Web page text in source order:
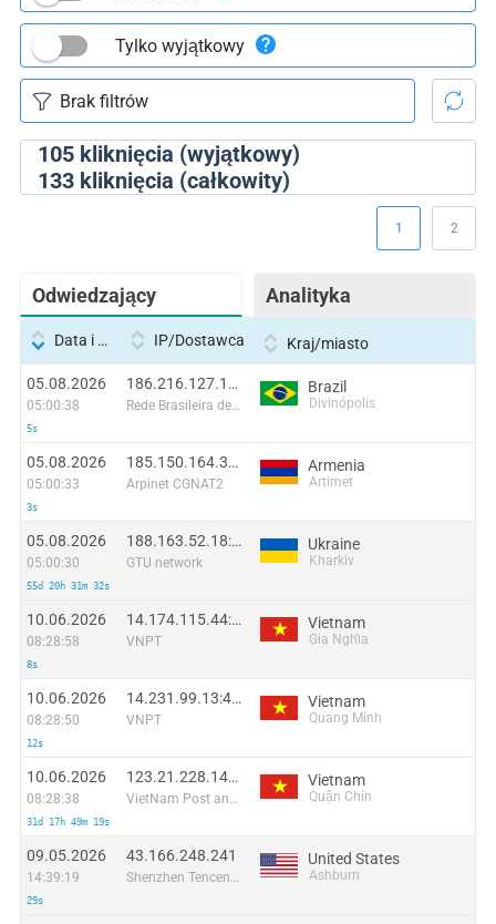
105kliknięcia (wyjątkowy)
133kliknięcia (całkowity)
Tylko wyjątkowy
Odwiedzający Analityka
1 2
Data i godzina IP/Dostawca Kraj/miasto
05.08.2026
05:00:38
5s
186.216.127.139:48884
Rede Brasileira de Comunicacao S/A
Brazil
Divinópolis
05.08.2026
05:00:33
3s
185.150.164.38:55426
Arpinet CGNAT2
Armenia
Artimet
05.08.2026
05:00:30
55d 20h 31m 32s
188.163.52.18:21904
GTU network
Ukraine
Kharkiv
10.06.2026
08:28:58
8s
14.174.115.44:44373
VNPT
Vietnam
Gia Nghĩa
10.06.2026
08:28:50
12s
14.231.99.13:42654
VNPT
Vietnam
Quang Minh
10.06.2026
08:28:38
31d 17h 49m 19s
123.21.228.147:49785
VietNam Post and Telecom Corporation
Vietnam
Quận Chín
09.05.2026
14:39:19
29s
43.166.248.241
Shenzhen Tencent Computer Systems Company Limited
United States
Ashburn